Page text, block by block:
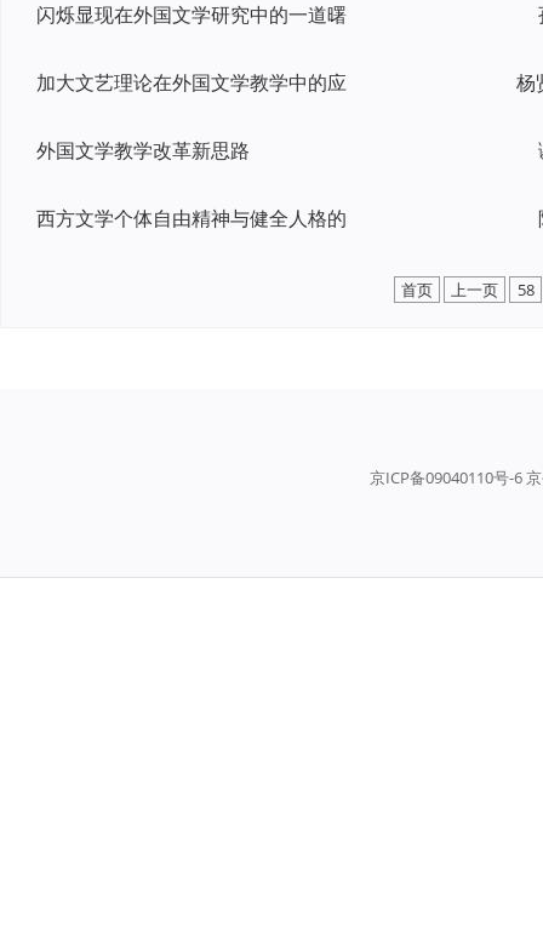
闪烁显现在外国文学研究中的一道曙
加大文艺理论在外国文学教学中的应 杨
外国文学教学改革新思路
西方文学个体自由精神与健全人格的
首页 上一页 58
京ICP备09040110号-6